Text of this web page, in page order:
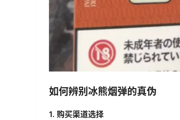
如何辨别冰熊烟弹的真伪
1. 购买渠道选择